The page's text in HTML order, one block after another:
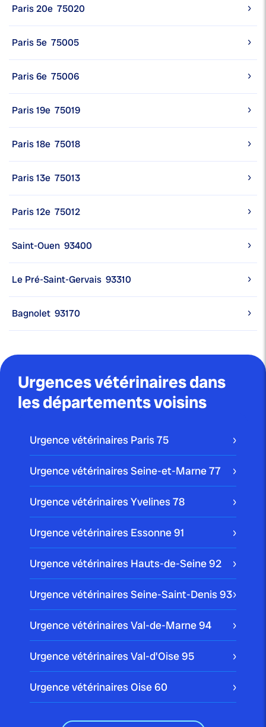
Paris 20e 75020
Paris 5e 75005
Paris 6e 75006
Paris 19e 75019
Paris 18e 75018
Paris 13e 75013
Paris 12e 75012
Saint-Ouen 93400
Le Pré-Saint-Gervais 93310
Bagnolet 93170
Urgences vétérinaires dans
les départements voisins
Urgence vétérinaires Paris75
Urgence vétérinaires Seine-et-Marne77
Urgence vétérinaires Yvelines78
Urgence vétérinaires Essonne91
Urgence vétérinaires Hauts-de-Seine92
Urgence vétérinaires Seine-Saint-Denis93
Urgence vétérinaires Val-de-Marne94
Urgence vétérinaires Val-d'Oise95
Urgence vétérinaires Oise60